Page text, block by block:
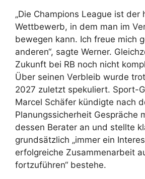
„Die Champions League ist der
Wettbewerb, in dem man im
bewegen kann. Ich freue mich
anderen“, sagte Werner.
Zukunft bei RB noch nicht
Über seinen Verbleib wurde
2027 zuletzt spekuliert. Sport-
Marcel Schäfer kündigte nach
Planungssicherheit Gespräche
dessen Berater an und stellte
grundsätzlich „immer ein
erfolgreiche Zusammenarbeit
fortzuführen“ bestehe.